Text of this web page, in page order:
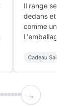
Il range ses
dedans et ça
comme un
L'emballage
Cadeau Saint-
→